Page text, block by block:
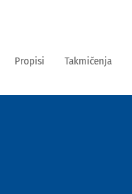
Propisi Takmičenja